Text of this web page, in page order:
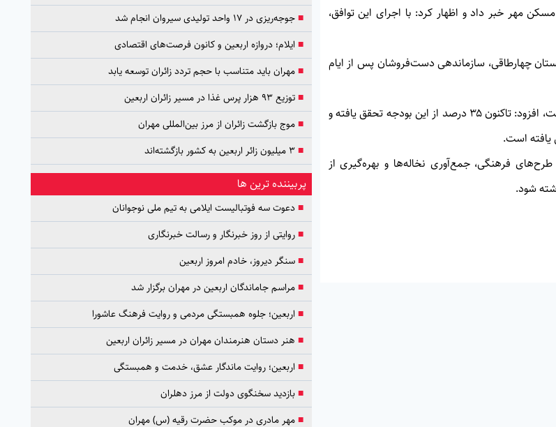
مهر خبر داد و اظهار کرد: با اجرای این توافق،
چهارطاقی، سازماندهی دست‌فروشان پس از ایام
محمدی با بیان اینکه بودجه مصوب شهرداری در سال جاری ۹۵ میلیارد تومان است، افزود: تاکنون ۳۵ درصد از این بودجه تحقق یافته و
طرح‌های فرهنگی، جمع‌آوری نخاله‌ها و بهره‌گیری از
شود.
■جوجه‌ریزی در ۱۷ واحد تولیدی سیروان انجام شد
■ ایلام؛ دروازه اربعین و کانون فرصت‌های اقتصادی
■مهران باید متناسب با حجم تردد زائران توسعه یابد
■توزیع ۹۳ هزار پرس غذا در مسیر زائران اربعین
■موج بازگشت زائران از مرز بین‌المللی مهران
■۳ میلیون زائر اربعین به کشور بازگشته‌اند
پربیننده ترین ها
■دعوت سه فوتبالیست ایلامی به تیم ملی نوجوانان
■روایتی از روز خبرنگار و رسالت خبرنگاری
■سنگر دیروز، خادم امروز اربعین
■مراسم جاماندگان اربعین در مهران برگزار شد
■ اربعین؛ جلوه همبستگی مردمی و روایت فرهنگ عاشورا
■ هنر دستان هنرمندان مهران در مسیر زائران اربعین
■ اربعین؛ روایت ماندگار عشق، خدمت و همبستگی
■بازدید سخنگوی دولت از مرز دهلران
■مهر مادری در موکب حضرت رقیه (س) مهران